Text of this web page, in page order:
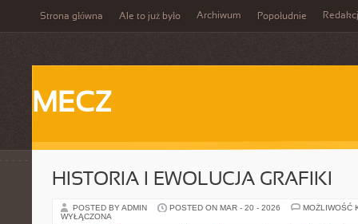
Strona główna Ale to już było Archiwum Popołudnie
MECZ
HISTORIA I EWOLUCJA GRAFIKI
POSTED BY ADMIN POSTED ON MAR - 20 - 2026
MOŻLIWOŚĆ
WYŁĄCZONA